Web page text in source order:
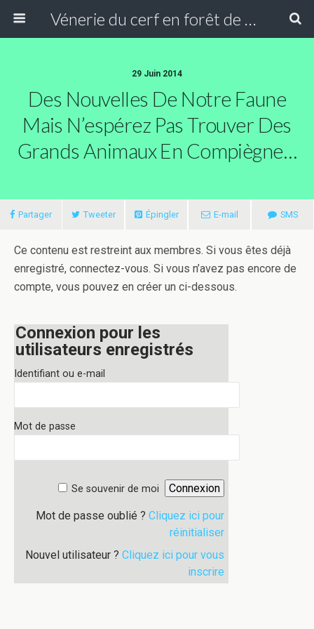
Vénerie du cerf en forêt de Compiègne
29 Juin 2014
Des Nouvelles De Notre Faune
Mais N’espérez Pas Trouver Des
Grands Animaux En Compiègne…
Partager Tweeter Épingler E-mail SMS
Ce contenu est restreint aux membres. Si vous êtes déjà
enregistré, connectez-vous. Si vous n’avez pas encore de
compte, vous pouvez en créer un ci-dessous.
Connexion pour les
utilisateurs enregistrés
Identifiant ou e-mail
Mot de passe
Se souvenir de moi
Mot de passe oublié ? Cliquez ici pour
réinitialiser
Nouvel utilisateur ? Cliquez ici pour vous
inscrire